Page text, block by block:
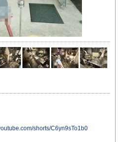
shorts/C6yn9sTo1b0